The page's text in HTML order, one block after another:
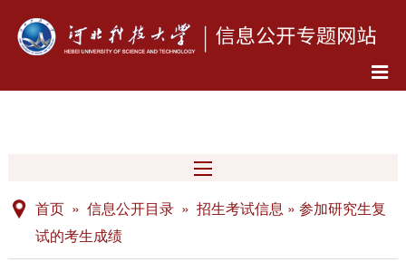
首页 » 信息公开目录 » 招生考试信息 » 参加研究生复
试的考生成绩